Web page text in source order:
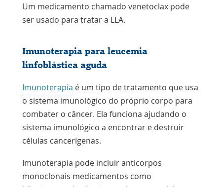
Um medicamento chamado venetoclax pode
ser usado para tratar a LLA.
Imunoterapia para leucemia
linfoblástica aguda
Imunoterapia é um tipo de tratamento que usa
o sistema imunológico do próprio corpo para
combater o câncer. Ela funciona ajudando o
sistema imunológico a encontrar e destruir
células cancerígenas.
Imunoterapia pode incluiranticorpos
monoclonais medicamentos como